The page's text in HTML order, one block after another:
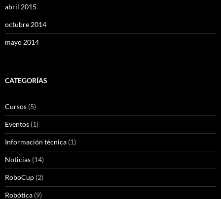
abril 2015
octubre 2014
mayo 2014
CATEGORÍAS
Cursos (5)
Eventos (1)
Información técnica (1)
Noticias (14)
RoboCup (2)
Robótica (9)